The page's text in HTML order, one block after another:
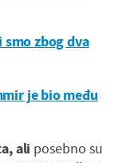
smo zbog dva
je bio među
ali posebno su